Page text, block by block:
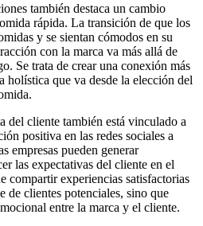
también destaca un cambio
rápida. La transición de que los
y se sientan cómodos en su
con la marca va más allá de
Se trata de crear una conexión más
que va desde la elección del
del cliente también está vinculado a
positiva en las redes sociales a
empresas pueden generar
las expectativas del cliente en el
compartir experiencias satisfactorias
de clientes potenciales, sino que
entre la marca y el cliente.